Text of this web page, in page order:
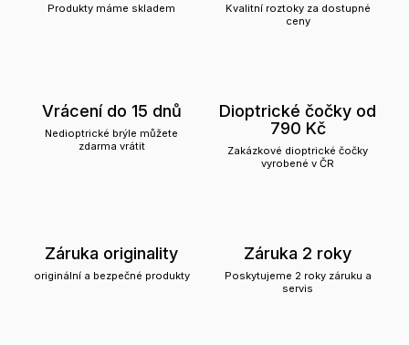
Produkty máme skladem
Kvalitní roztoky za dostupné
ceny
Vrácení do 15 dnů
Nedioptrické brýle můžete
zdarma vrátit
Dioptrické čočky od
790 Kč
Zakázkové dioptrické čočky
vyrobené v ČR
Záruka originality
originální a bezpečné produkty
Záruka 2 roky
Poskytujeme 2 roky záruku a
servis